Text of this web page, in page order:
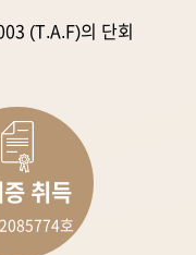
(T.A.F)의 단회
증 취득
호